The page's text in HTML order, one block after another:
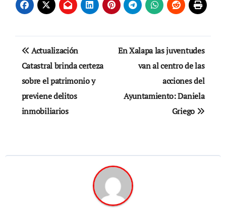
Navegación
de
entradas
Actualización
Catastral brinda certeza
sobre el patrimonio y
previene delitos
inmobiliarios
En Xalapa las juventudes
van al centro de las
acciones del
Ayuntamiento: Daniela
Griego